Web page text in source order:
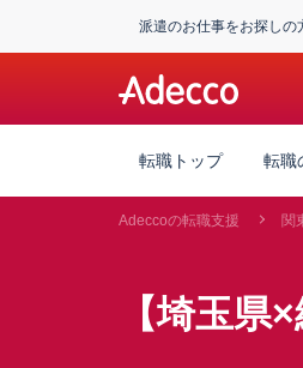
派遣のお仕事をお探しの
転職トップ 転職
Adeccoの転職支援 関
【埼玉県